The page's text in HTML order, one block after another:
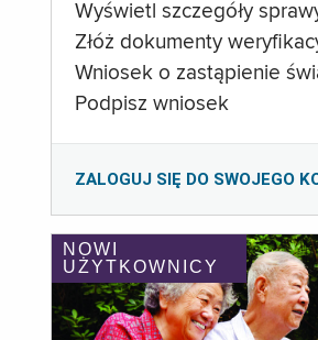
Wyświetl szczegóły
Złóż dokumenty
Wniosek o zastąpienie
Podpisz wniosek
ZALOGUJ SIĘ DO SWOJEGO
NOWI
UŻYTKOWNICY